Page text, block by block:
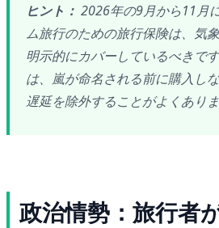
ヒント： 2026年の9月から11月
ム旅行のための旅行保険は、気
明示的にカバーしているべきで
は、嵐が命名される前に購入し
遅延を除外することがよくありま
政治情勢：旅行者